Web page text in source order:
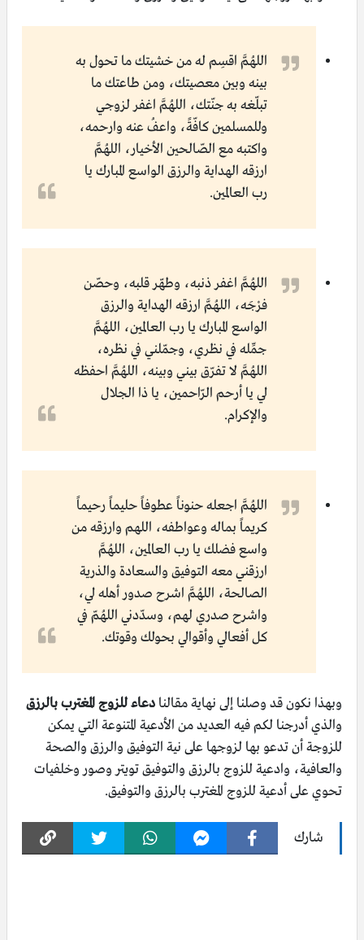
اللهُمَّ اقسِم له من خشيتك ما تحول به
بينه وبين معصيتك، ومن طاعتك ما
تبلّغه به جنّتك، اللهُمَّ اغفر لزوجي
وللمسلمين كافّةً، واعفُ عنه وارحمه،
واكتبه مع الصّالحين الأخيار، اللهُمَّ
ارزقه الهداية والرزق الواسع المبارك يا
رب العالمين.
اللهُمَّ اغفر ذنبه، وطهّر قلبه، وحصّن
فرْجَه، اللهُمَّ ارزقه الهداية والرزق
الواسع المبارك يا رب العالمين، اللهُمَّ
جمِّله في نظري، وجمّلني في نظره،
اللهُمَّ لا تفرّق بيني وبينه، اللهُمَّ احفظه
لي يا أرحم الرّاحمين، يا ذا الجلال
والإكرام.
اللهُمَّ اجعله حنوناً عطوفاً حليماً رحيماً
كريماً بماله وعواطفه، اللهم وارزقه من
واسع فضلك يا رب العالمين، اللهُمَّ
ارزقني معه التوفيق والسعادة والذرية
الصالحة، اللهُمَّ اشرح صدور أهله لي،
واشرح صدري لهم، وسدّدني اللهُمّ في
كل أفعالي وأقوالي بحولك وقوتك.
وبهذا نكون قد وصلنا إلى نهاية مقالنا دعاء للزوج المغترب بالرزق
والذي أدرجنا لكم فيه العديد من الأدعية المتنوعة التي يمكن
للزوجة أن تدعو بها لزوجها على نية التوفيق والرزق والصحة
والعافية، وادعية للزوج بالرزق والتوفيق تويتر وصور وخلفيات
تحوي على أدعية للزوج المغترب بالرزق والتوفيق.
شارك